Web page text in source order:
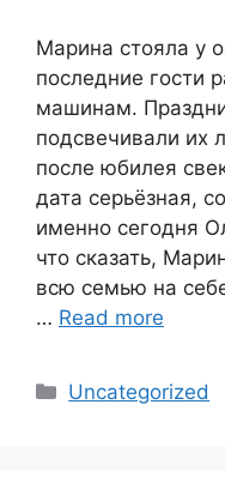
Марина стояла у
последние гости
машинам.
подсвечивали их
после юбилея
дата серьёзная,
именно сегодня
что сказать,
всю семью на
… Read more
Categories
Uncategorized